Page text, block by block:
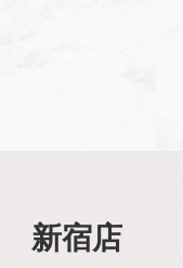
新宿店